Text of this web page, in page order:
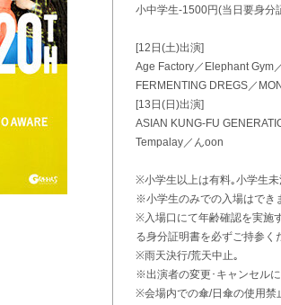
小中学生-1500円(当日要身分
[12日(土)出演]
Age Factory／Elephant Gym
FERMENTING DREGS／
[13日(日)出演]
ASIAN KUNG-FU
Tempalay／んoon
※小学生以上は有料｡小学生未
※小学生のみでの入場はでき
※入場口にて年齢確認を実施
る身分証明書を必ずご持参く
※雨天決行/荒天中止｡
※出演者の変更･キャンセル
※会場内での傘/日傘の使用禁